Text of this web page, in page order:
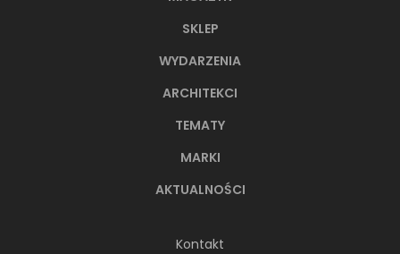
SKLEP
WYDARZENIA
ARCHITEKCI
TEMATY
MARKI
AKTUALNOŚCI
Kontakt